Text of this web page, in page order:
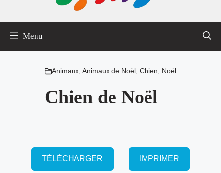
Menu
Animaux, Animaux de Noël, Chien, Noël
Chien de Noël
TÉLÉCHARGER IMPRIMER